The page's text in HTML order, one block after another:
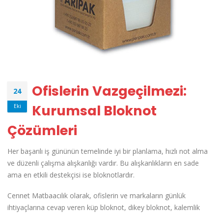
24
Eki
Ofislerin Vazgeçilmezi:
Kurumsal Bloknot
Çözümleri
Her başarılı iş gününün temelinde iyi bir planlama, hızlı not alma
ve düzenli çalışma alışkanlığı vardır. Bu alışkanlıkların en sade
ama en etkili destekçisi ise bloknotlardır.
Cennet Matbaacılık olarak, ofislerin ve markaların günlük
ihtiyaçlarına cevap veren küp bloknot, dikey bloknot, kalemlik